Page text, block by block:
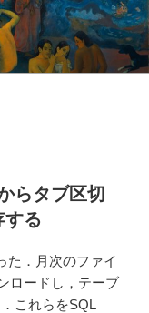
らタブ区切
する
た．月次のファイ
ロードし，テーブ
これらをSQL